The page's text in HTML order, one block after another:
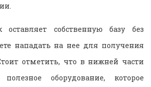
оставляет собственную базу без
нападать на нее для получения
отметить, что в нижней части
оборудование, которое